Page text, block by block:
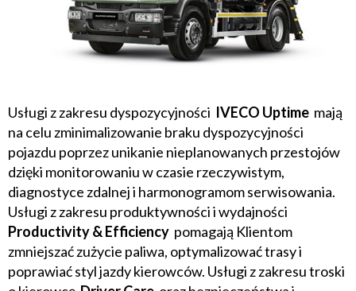
Usługi z zakresu dyspozycyjności IVECO Uptime mają
na celu zminimalizowanie braku dyspozycyjności
pojazdu poprzez unikanie nieplanowanych przestojów
dzięki monitorowaniu w czasie rzeczywistym,
diagnostyce zdalnej i harmonogramom serwisowania.
Usługi z zakresu produktywności i wydajności
Productivity & Efficiency pomagają Klientom
zmniejszać zużycie paliwa, optymalizować trasy i
poprawiać styl jazdy kierowców. Usługi z zakresu troski